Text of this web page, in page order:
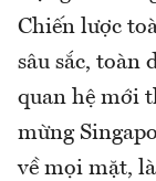
Chiến lược
sâu sắc, toàn
quan hệ mới
mừng
về mọi mặt,